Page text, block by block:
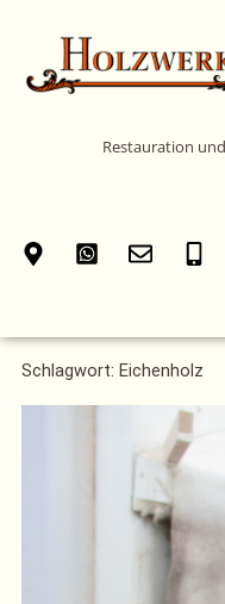
springen
Restauration
Schlagwort: Eichenholz